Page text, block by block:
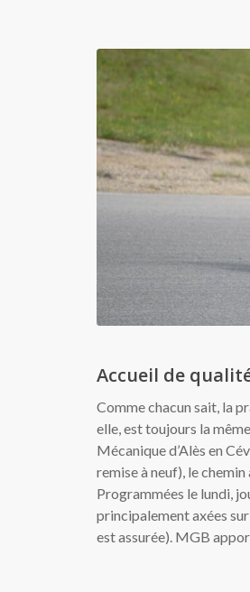
Accueil de
Comme chacun sait, la
elle, est toujours la
Mécanique d’Alès en
remise à neuf), le
Programmées le lundi,
principalement axées
est assurée). MGB